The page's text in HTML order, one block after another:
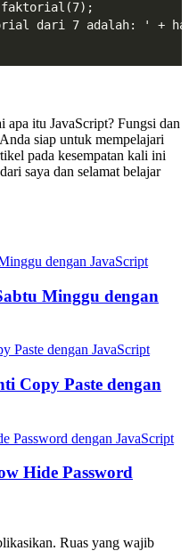
dari 7 adalah: ' +
apa itu JavaScript? Fungsi dan
siap untuk mempelajari
pada kesempatan kali ini
saya dan selamat belajar
Minggu dengan
Copy Paste dengan
Hide Password
Ruas yang wajib